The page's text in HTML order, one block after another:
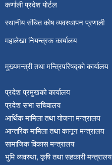
कर्णाली प्रदेश पोर्टल
स्थानीय संचित कोष व्यवस्थापन प्रणाली
महालेखा नियन्त्रक कार्यालय
मुख्यमन्त्री तथा मन्त्रिपरिषद्को कार्यालय
प्रदेश प्रमुखको कार्यालय
प्रदेश सभा सचिवालय
आर्थिक मामिला तथा योजना मन्त्रालय
आन्तरिक मामिला तथा कानून मन्त्रालय
सामाजिक विकास मन्त्रालय
भुमि व्यवस्था, कृषि तथा सहकारी मन्त्रालय